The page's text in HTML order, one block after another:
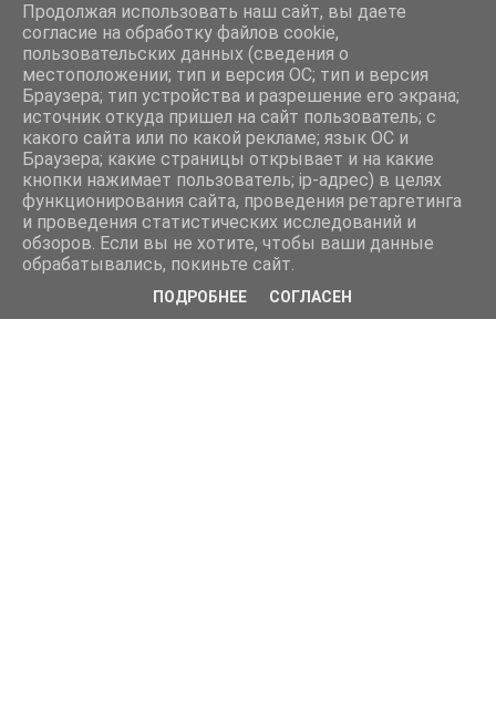
Продолжая использовать наш сайт, вы даете
согласие на обработку файлов cookie,
пользовательских данных (сведения о
местоположении; тип и версия ОС; тип и версия
Браузера; тип устройства и разрешение его экрана;
источник откуда пришел на сайт пользователь; с
какого сайта или по какой рекламе; язык ОС и
Браузера; какие страницы открывает и на какие
кнопки нажимает пользователь; ip-адрес) в целях
функционирования сайта, проведения ретаргетинга
и проведения статистических исследований и
обзоров. Если вы не хотите, чтобы ваши данные
обрабатывались, покиньте сайт.
ПОДРОБНЕЕ СОГЛАСЕН